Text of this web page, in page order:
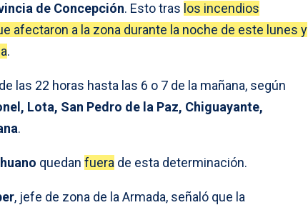
de Concepción. Esto tras los incendios
afectaron a la zona durante la noche de este lunes y
.
las 22 horas hasta las 6 o 7 de la mañana, según
Lota, San Pedro de la Paz, Chiguayante,
.
quedan fuera de esta determinación.
, jefe de zona de la Armada, señaló que la